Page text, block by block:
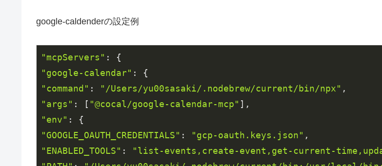
google-caldenderの設定例
"mcpServers"
"google-calendar"
"command" : "/Users/yu00sasaki/.nodebrew/current/bin/npx"
"args" : [ "@cocal/google-calendar-mcp"
"env"
"GOOGLE_OAUTH_CREDENTIALS" : "gcp-oauth.keys.json"
"ENABLED_TOOLS" : "list-events,create-event,get-current-